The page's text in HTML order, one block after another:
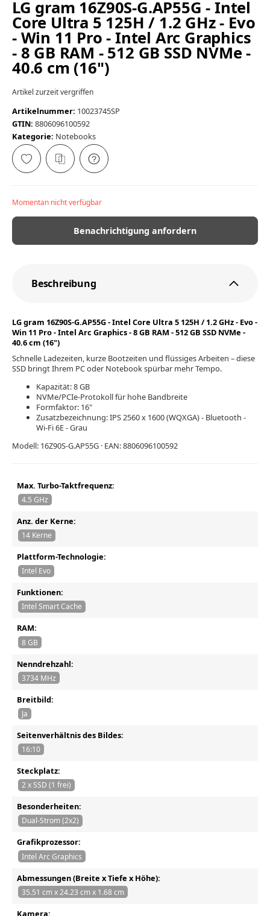
LG gram 16Z90S-G.AP55G - Intel
Core Ultra 5 125H / 1.2 GHz - Evo
- Win 11 Pro - Intel Arc Graphics
- 8 GB RAM - 512 GB SSD NVMe -
40.6 cm (16")
Artikel zurzeit vergriffen
Artikelnummer: 10023745SP
GTIN: 8806096100592
Kategorie: Notebooks
Momentan nicht verfügbar
Benachrichtigung anfordern
Beschreibung
LG gram 16Z90S-G.AP55G - Intel Core Ultra 5 125H / 1.2 GHz - Evo -
Win 11 Pro - Intel Arc Graphics - 8 GB RAM - 512 GB SSD NVMe -
40.6 cm (16")
Schnelle Ladezeiten, kurze Bootzeiten und flüssiges Arbeiten – diese
SSD bringt Ihrem PC oder Notebook spürbar mehr Tempo.
Kapazität: 8 GB
NVMe/PCIe-Protokoll für hohe Bandbreite
Formfaktor: 16"
Zusatzbezeichnung: IPS 2560 x 1600 (WQXGA) - Bluetooth -
Wi-Fi 6E - Grau
Modell: 16Z90S-G.AP55G · EAN: 8806096100592
Max. Turbo-Taktfrequenz:
4.5 GHz
Anz. der Kerne:
14 Kerne
Plattform-Technologie:
Intel Evo
Funktionen:
Intel Smart Cache
RAM:
8 GB
Nenndrehzahl:
3734 MHz
Breitbild:
Ja
Seitenverhältnis des Bildes:
16:10
Steckplatz:
2 x SSD (1 frei)
Besonderheiten:
Dual-Strom (2x2)
Grafikprozessor:
Intel Arc Graphics
Abmessungen (Breite x Tiefe x Höhe):
35.51 cm x 24.23 cm x 1.68 cm
Kamera: